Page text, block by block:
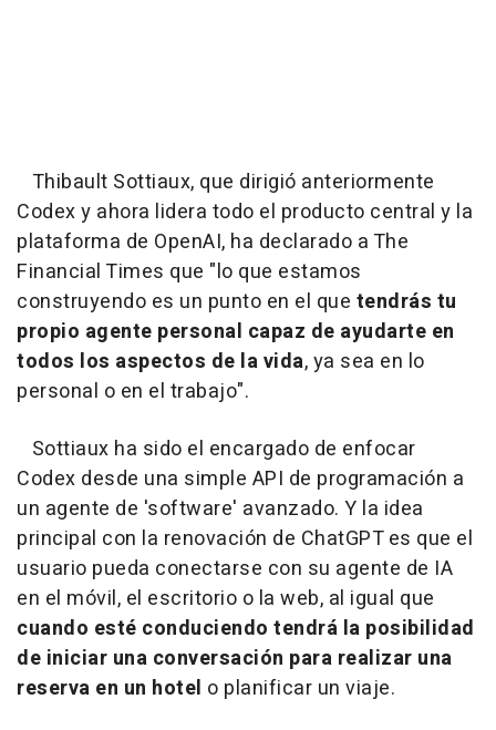
Thibault Sottiaux, que dirigió anteriormente
Codex y ahora lidera todo el producto central y la
plataforma de OpenAI, ha declarado a The
Financial Times que "lo que estamos
construyendo es un punto en el que tendrás tu
propio agente personal capaz de ayudarte en
todos los aspectos de la vida, ya sea en lo
personal o en el trabajo".
Sottiaux ha sido el encargado de enfocar
Codex desde una simple API de programación a
un agente de 'software' avanzado. Y la idea
principal con la renovación de ChatGPT es que el
usuario pueda conectarse con su agente de IA
en el móvil, el escritorio o la web, al igual que
cuando esté conduciendo tendrá la posibilidad
de iniciar una conversación para realizar una
reserva en un hotel o planificar un viaje.